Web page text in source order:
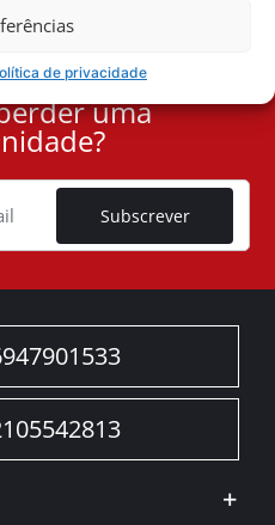
de privacidade
uma
Subscrever